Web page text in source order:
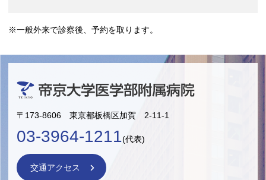
※一般外来で診察後、予約を取ります。
〒173-8606 東京都板橋区加賀 2-11-1
03-3964-1211(代表)
交通アクセス